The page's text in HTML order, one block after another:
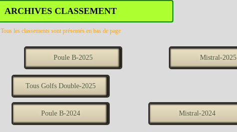
ARCHIVES CLASSEMENT
Tous les classements sont présentés en bas de page
Poule B-2025 Mistral-2025
Tous Golfs Double-2025
Poule B-2024 Mistral-2024